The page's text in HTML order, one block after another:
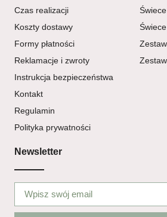
Czas realizacji
Koszty dostawy
Formy płatności
Reklamacje i zwroty
Instrukcja bezpieczeństwa
Kontakt
Regulamin
Polityka prywatności
Newsletter